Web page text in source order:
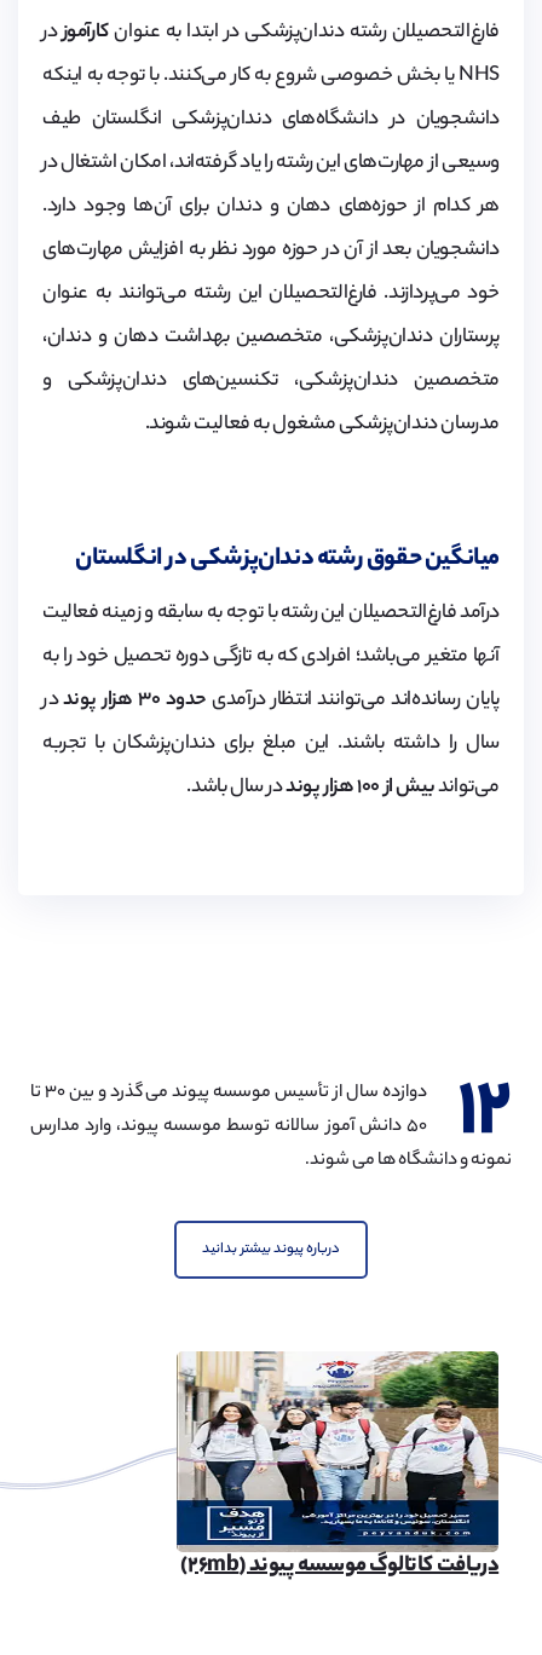
فارغ‌التحصیلان رشته دندان‌پزشکی در ابتدا به عنوانکارآموزدر
NHS یا بخش خصوصی شروع به کار می‌کنند. با توجه به اینکه
دانشجویان در دانشگاه‌های دندان‌پزشکی انگلستان طیف
وسیعی از مهارت‌های این رشته را یاد گرفته‌اند، امکان اشتغال در
هر کدام از حوزه‌های دهان و دندان برای آن‌ها وجود دارد.
دانشجویان بعد از آن در حوزه مورد نظر به افزایش مهارت‌های
خود می‌پردازند. فارغ‌التحصیلان این رشته می‌توانند به عنوان
پرستاران دندان‌پزشکی، متخصصین بهداشت دهان و دندان،
متخصصین دندان‌پزشکی، تکنسین‌های دندان‌پزشکی و
مدرسان دندان‌پزشکی مشغول به فعالیت شوند.
میانگین حقوق رشته دندان‌پزشکی در انگلستان
درآمد فارغ‌التحصیلان این رشته با توجه به سابقه و زمینه فعالیت
آنها متغیر می‌باشد؛ افرادی که به تازگی دوره تحصیل خود را به
پایان رسانده‌اند می‌توانند انتظار درآمدیحدود ۳۰ هزار پوند
در
سال را داشته باشند. این مبلغ برای دندان‌پزشکان با تجربه
می‌تواندبیش از ۱۰۰ هزار پوند در سال باشد.
۱۲
دوازده سال از تأسیس موسسه پیوند می گذرد و بین ۳۰ تا
۵۰ دانش آموز سالانه توسط موسسه پیوند، وارد مدارس
نمونه و دانشگاه ها می شوند.
درباره پیوند بیشتر بدانید
دریافت کاتالوگ موسسه پیوند (۲۶mb)